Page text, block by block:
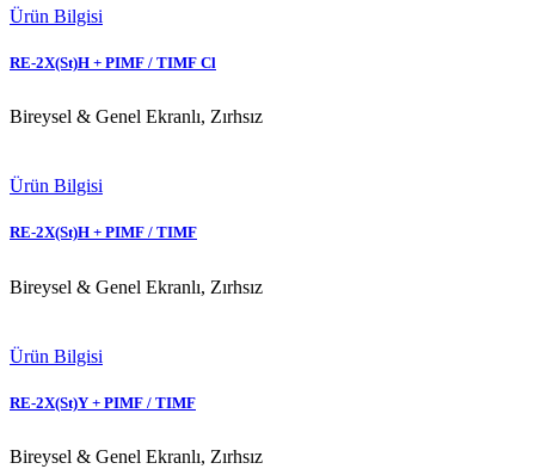
Ürün Bilgisi
RE-2X(St)H + PIMF / TIMF Cl
Bireysel & Genel Ekranlı, Zırhsız
Ürün Bilgisi
RE-2X(St)H + PIMF / TIMF
Bireysel & Genel Ekranlı, Zırhsız
Ürün Bilgisi
RE-2X(St)Y + PIMF / TIMF
Bireysel & Genel Ekranlı, Zırhsız